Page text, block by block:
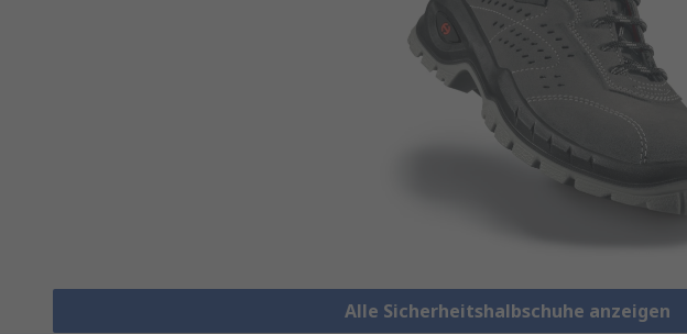
Alle Sicherheitshalbschuhe anzeigen